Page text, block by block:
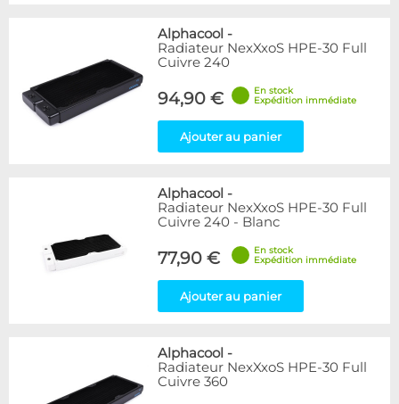
Alphacool -
Radiateur NexXxoS HPE-30 Full
Cuivre 240
94,90 €
En stock
Expédition immédiate
Ajouter au panier
Alphacool -
Radiateur NexXxoS HPE-30 Full
Cuivre 240 - Blanc
77,90 €
En stock
Expédition immédiate
Ajouter au panier
Alphacool -
Radiateur NexXxoS HPE-30 Full
Cuivre 360